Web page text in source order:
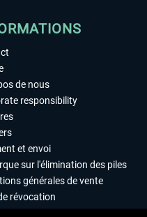
de nous
responsibility
et envoi
sur l'élimination des piles
générales de vente
révocation